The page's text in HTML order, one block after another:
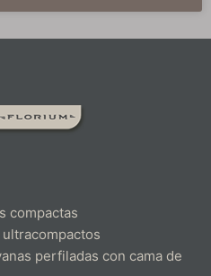
compactas
perfiladas con cama de